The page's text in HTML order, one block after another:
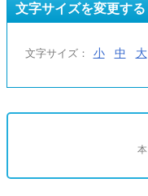
文字サイズを変更する
文字サイズ： 小 中 大